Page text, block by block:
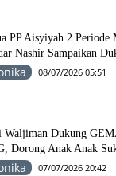
PP Aisyiyah 2 Periode
Nashir Sampaikan
08/07/2026 05:51
Dukung GEMARIKAN Lewat
Dorong Anak Anak
07/07/2026 20:42